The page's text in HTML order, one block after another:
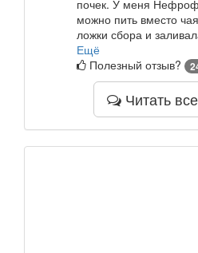
почек. У меня
можно пить вместо
ложки сбора и
Ещё
Полезный отзыв?
Читать